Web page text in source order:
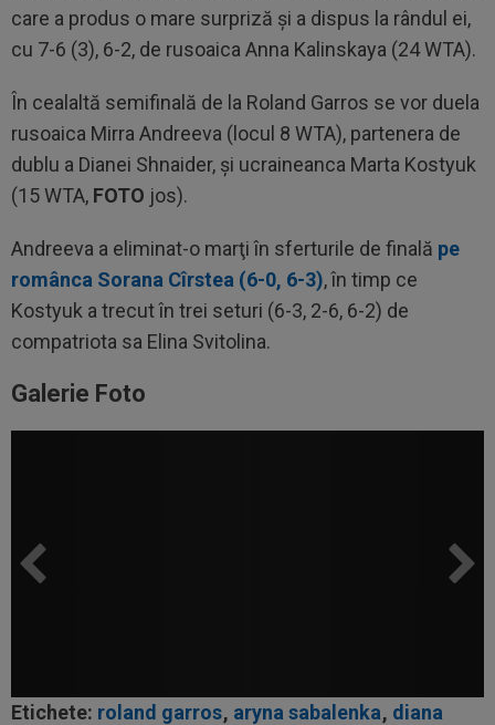
care a produs o mare surpriză și a dispus la rândul ei,
cu 7-6 (3), 6-2, de rusoaica Anna Kalinskaya (24 WTA).
În cealaltă semifinală de la Roland Garros se vor duela
rusoaica Mirra Andreeva (locul 8 WTA), partenera de
dublu a Dianei Shnaider, şi ucraineanca Marta Kostyuk
(15 WTA, FOTO jos).
Andreeva a eliminat-o marţi în sferturile de finală pe
românca Sorana Cîrstea (6-0, 6-3), în timp ce
Kostyuk a trecut în trei seturi (6-3, 2-6, 6-2) de
compatriota sa Elina Svitolina.
Galerie Foto
Etichete: roland garros, aryna sabalenka, diana